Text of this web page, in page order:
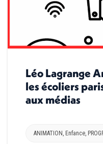
Léo Lagrange
les écoliers
aux médias
ANIMATION, Enfance,